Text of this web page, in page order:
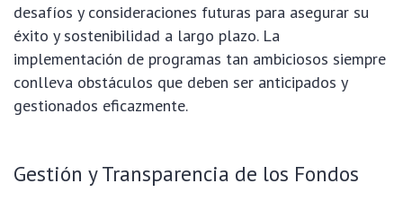
desafíos y consideraciones futuras para asegurar su
éxito y sostenibilidad a largo plazo. La
implementación de programas tan ambiciosos siempre
conlleva obstáculos que deben ser anticipados y
gestionados eficazmente.
Gestión y Transparencia de los Fondos